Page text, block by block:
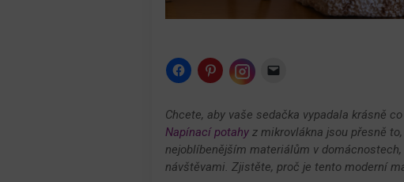
Click
to
Facebook
(Opens
in
new
window)
Click
to
share
Pinterest
(Opens
in
new
window)
share
on
Instagram
(Opens
in
new
window)
link
to
a
friend
(Opens
new
Chcete, aby vaše sedačka vypadala krásně
Napínací potahy z mikrovlákna jsou přesně
nejoblíbenějším materiálům v
návštěvami. Zjistěte, proč je tento moderní